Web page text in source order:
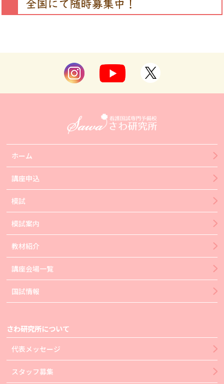
ホーム
講座申込
模試
模試案内
教材紹介
講座会場一覧
国試情報
さわ研究所について
代表メッセージ
スタッフ募集